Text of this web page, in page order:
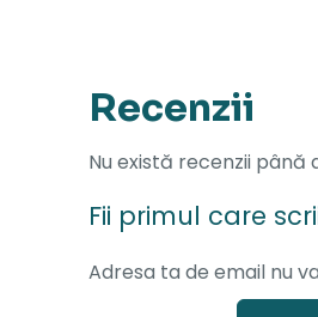
Recenzii
Nu există recenzii până
Fii primul care
Adresa ta de email nu